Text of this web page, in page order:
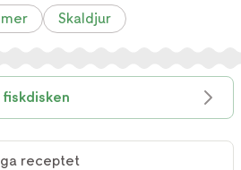
Skaldjur
receptet